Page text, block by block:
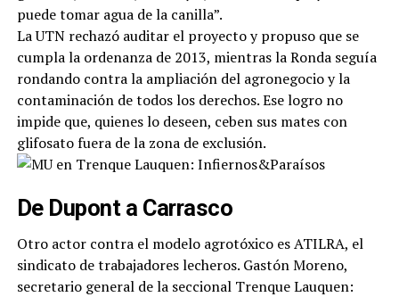
puede tomar agua de la canilla”.
La UTN rechazó auditar el proyecto y propuso que se
cumpla la ordenanza de 2013, mientras la Ronda seguía
rondando contra la ampliación del agronegocio y la
contaminación de todos los derechos. Ese logro no
impide que, quienes lo deseen, ceben sus mates con
glifosato fuera de la zona de exclusión.
De Dupont a Carrasco
Otro actor contra el modelo agrotóxico es ATILRA, el
sindicato de trabajadores lecheros. Gastón Moreno,
secretario general de la seccional Trenque Lauquen: